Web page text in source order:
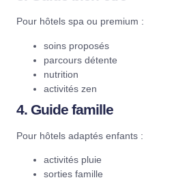
Pour hôtels spa ou premium :
soins proposés
parcours détente
nutrition
activités zen
4. Guide famille
Pour hôtels adaptés enfants :
activités pluie
sorties famille